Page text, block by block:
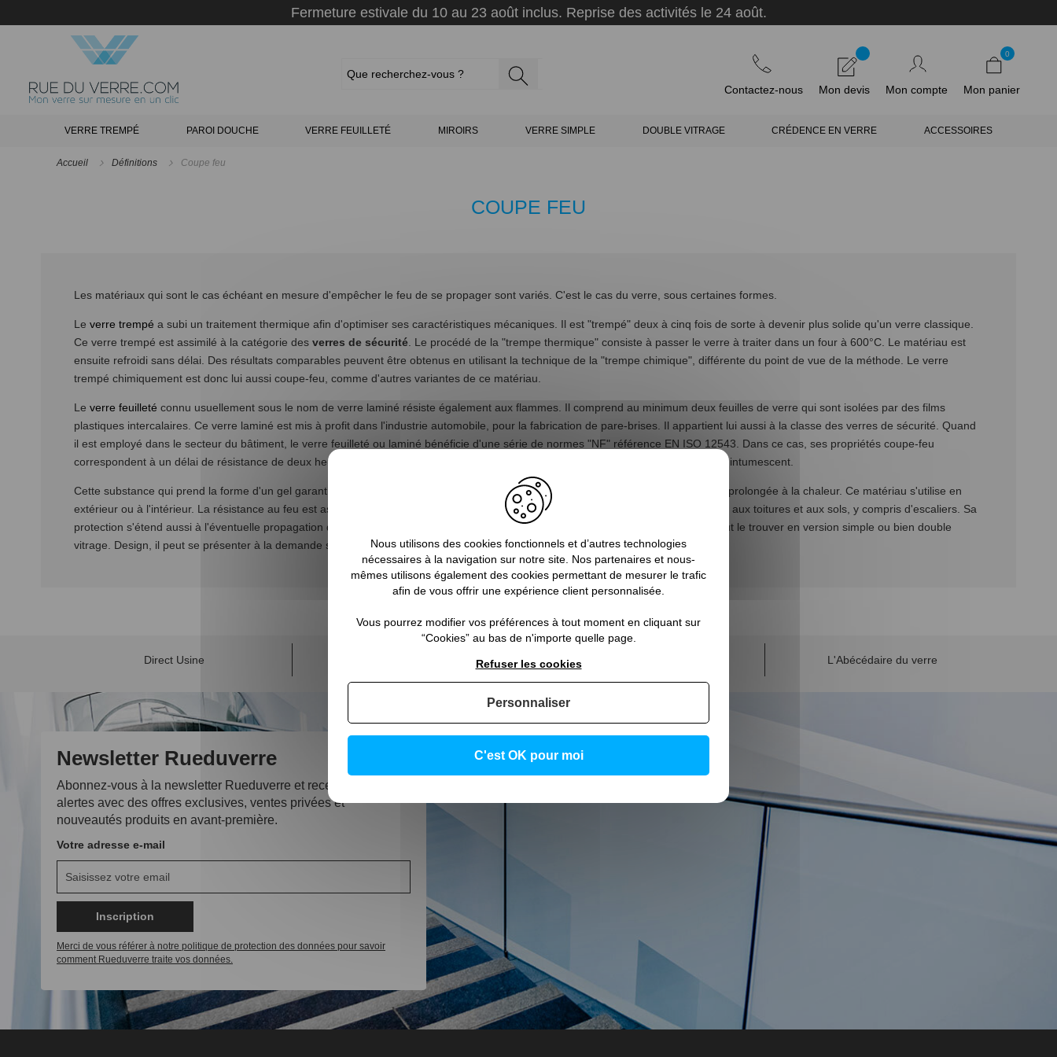
Fermeture estivale du 10 au 23 août inclus. Reprise des activités le 24 août.
Contactez-nous Mon devis Mon compte Mon panier
0
VERRE TREMPÉ PAROI DOUCHE VERRE FEUILLETÉ MIROIRS VERRE SIMPLE DOUBLE VITRAGE CRÉDENCE EN VERRE ACCESSOIRES
Accueil Définitions Coupe feu
COUPE FEU
Les matériaux qui sont le cas échéant en mesure d'empêcher le feu de se propager sont variés. C'est le cas du verre, sous certaines formes.
Le verre trempé a subi un traitement thermique afin d'optimiser ses caractéristiques mécaniques. Il est "trempé" deux à cinq fois de sorte à devenir plus solide qu'un verre classique.
Ce verre trempé est assimilé à la catégorie des verres de sécurité. Le procédé de la "trempe thermique" consiste à passer le verre à traiter dans un four à 600°C. Le matériau est
ensuite refroidi sans délai. Des résultats comparables peuvent être obtenus en utilisant la technique de la "trempe chimique", différente du point de vue de la méthode. Le verre
trempé chimiquement est donc lui aussi coupe-feu, comme d'autres variantes de ce matériau.
Le verre feuilleté connu usuellement sous le nom de verre laminé résiste également aux flammes. Il comprend au minimum deux feuilles de verre qui sont isolées par des films
plastiques intercalaires. Ce verre laminé est mis à profit dans l'industrie automobile, pour la fabrication de pare-brises. Il appartient lui aussi à la classe des verres de sécurité. Quand
il est employé dans le secteur du bâtiment, le verre feuilleté ou laminé bénéficie d'une série de normes "NF" référence EN ISO 12543. Dans ce cas, ses propriétés coupe-feu
correspondent à un délai de résistance de deux heures. Une telle performance est caractéristique du verre laminé avec intercalaire intumescent.
Cette substance qui prend la forme d'un gel garantit les propriétés coupe-feu de ce verre qui va alors s'épaissir en cas d'exposition prolongée à la chaleur. Ce matériau s'utilise en
extérieur ou à l'intérieur. La résistance au feu est assurée des deux côtés de ce verre. Il convient aux fenêtres en façade mais aussi aux toitures et aux sols, y compris d'escaliers. Sa
protection s'étend aussi à l'éventuelle propagation de fumées et de gaz toxiques : il empêche leur diffusion en faisant écran. On peut le trouver en version simple ou bien double
vitrage. Design, il peut se présenter à la demande sous l'aspect d'un verre à motifs pour s'intégrer à la décoration souhaitée.
Direct Usine L'Abécédaire du verre
Newsletter Rueduverre
Abonnez-vous à la newsletter Rueduverre et recevez des
alertes avec des offres exclusives, ventes privées et
nouveautés produits en avant-première.
Votre adresse e-mail
Inscription
Merci de vous référer à notre politique de protection des données pour savoir
comment Rueduverre traite vos données.
Nous utilisons des cookies fonctionnels et d’autres technologies
nécessaires à la navigation sur notre site. Nos partenaires et nous-
mêmes utilisons également des cookies permettant de mesurer le trafic
afin de vous offrir une expérience client personnalisée.
Vous pourrez modifier vos préférences à tout moment en cliquant sur
“Cookies” au bas de n'importe quelle page.
C'est OK pour moi
Refuser les cookies
Personnaliser